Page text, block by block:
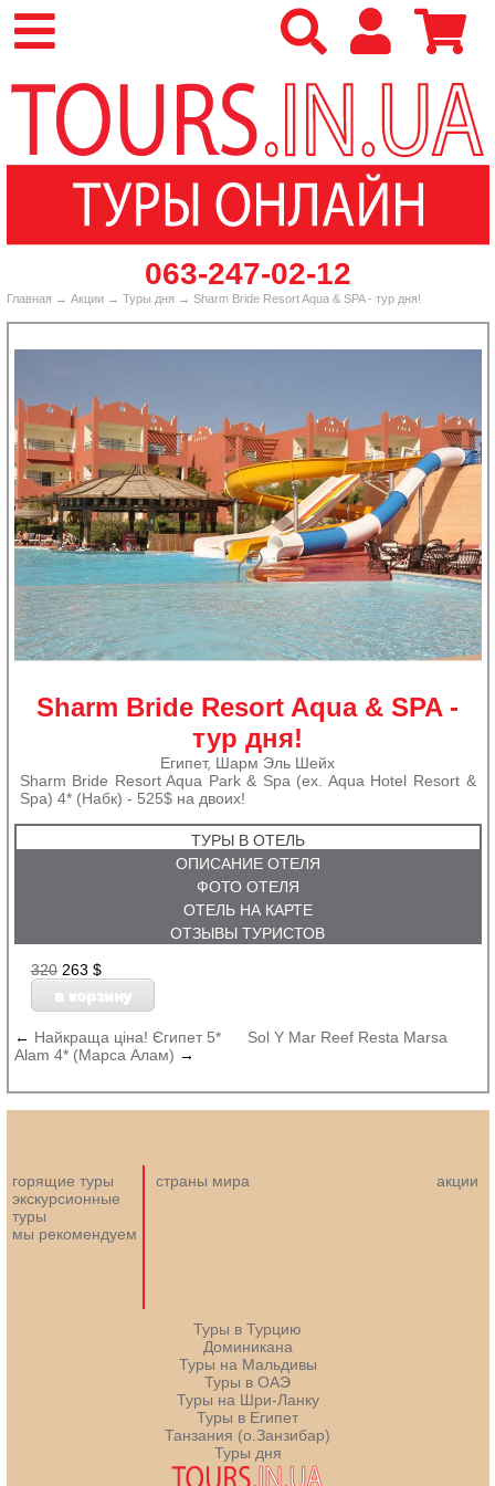
‎063-247-02-12
Главная → Акции→ Туры дня → Sharm Bride Resort Aqua & SPA - тур дня!
Sharm Bride Resort Aqua & SPA -
тур дня!
Египет, Шарм Эль Шейх
Sharm Bride Resort Aqua Park & Spa (ex. Aqua Hotel Resort &
Spa) 4* (Набк) - 525$ на двоих!
ТУРЫ В ОТЕЛЬ
ОПИСАНИЕ ОТЕЛЯ
ФОТО ОТЕЛЯ
ОТЕЛЬ НА КАРТЕ
ОТЗЫВЫ ТУРИСТОВ
320 263 $
← Найкраща ціна! Єгипет 5*
Sol Y Mar Reef Resta Marsa
Alam 4* (Марса Алам) →
горящие туры
экскурсионные
туры
мы рекомендуем
страны мира акции
Туры в Турцию
Доминикана
Туры на Мальдивы
Туры в ОАЭ
Туры на Шри-Ланку
Туры в Египет
Танзания (о.Занзибар)
Туры дня